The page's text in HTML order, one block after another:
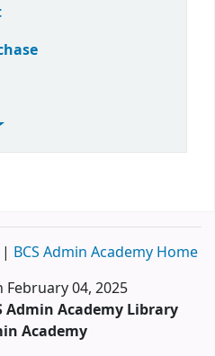
| BCS Admin Academy Home
04, 2025
Admin Academy Library
Academy